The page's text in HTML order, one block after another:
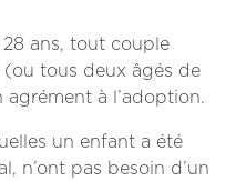
ans, tout couple
tous deux âgés de
à l’adoption.
un enfant a été
n’ont pas besoin d’un